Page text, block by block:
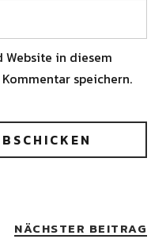
Website in diesem
speichern.
NÄCHSTER BEITRAG